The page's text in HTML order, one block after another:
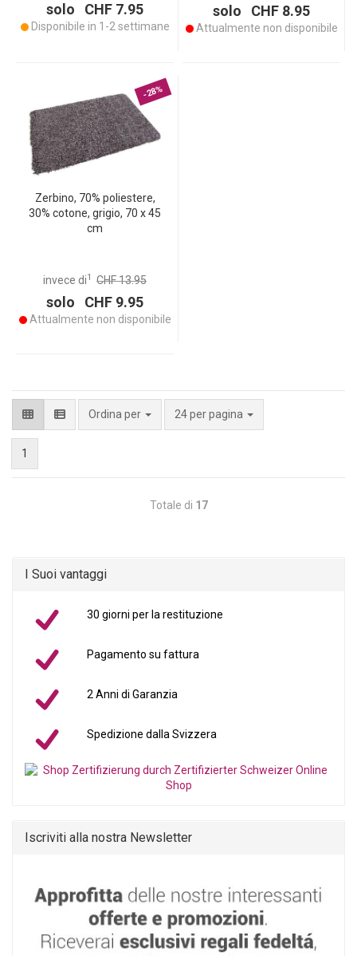
solo CHF 7.95
Disponibile in 1-2 settimane
solo CHF 8.95
Attualmente non disponibile
-28%
Zerbino, 70% poliestere,
30% cotone, grigio, 70 x 45
cm
invece di1 CHF 13.95
solo CHF 9.95
Attualmente non disponibile
Ordina per 24 per pagina
1
Totale di 17
I Suoi vantaggi
30 giorni per la restituzione
Pagamento su fattura
2 Anni di Garanzia
Spedizione dalla Svizzera
Iscriviti alla nostra Newsletter